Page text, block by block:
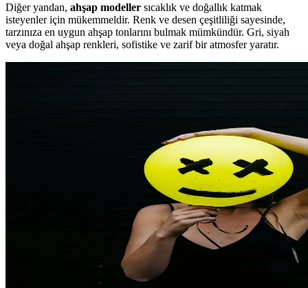
Diğer yandan, ahşap modeller sıcaklık ve doğallık katmak
isteyenler için mükemmeldir. Renk ve desen çeşitliliği sayesinde,
tarzınıza en uygun ahşap tonlarını bulmak mümkündür. Gri, siyah
veya doğal ahşap renkleri, sofistike ve zarif bir atmosfer yaratır.